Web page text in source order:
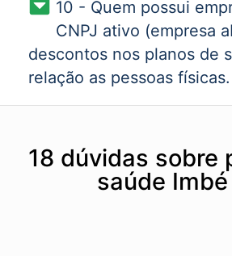
10 - Quem possui
CNPJ ativo (empresa
descontos nos planos de
relação as pessoas físicas.
18 dúvidas sobre
saúde Imbé